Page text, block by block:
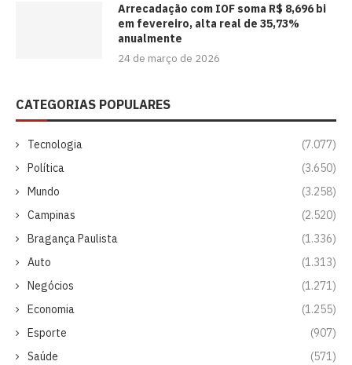
Arrecadação com IOF soma R$ 8,696 bi
em fevereiro, alta real de 35,73%
anualmente
24 de março de 2026
CATEGORIAS POPULARES
Tecnologia
(7.077)
Política
(3.650)
Mundo
(3.258)
Campinas
(2.520)
Bragança Paulista
(1.336)
Auto
(1.313)
Negócios
(1.271)
Economia
(1.255)
Esporte
(907)
Saúde
(571)